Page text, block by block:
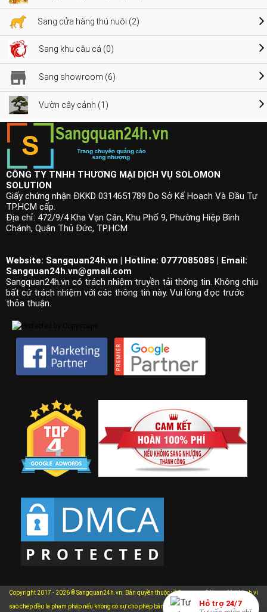
Sang cửa hàng thú nuôi (2)
Sang khu câu cá (0)
Sang showroom (6)
Vườn cây cảnh (1)
Hỗ trợ 24/7
CÔNG TY TNHH THƯƠNG MẠI DỊCH VỤ SOLOMON
SOLUTION
Giấy chứng nhận ĐKKD 0314651789 Do Sở Kế Hoạch Và Đầu Tư
TP.HCM cấp.
Địa chỉ: 472/9/4 Kha Vạn Cân, Khu Phố 9, Phường Hiệp Bình
Chánh, Quận Thủ Đức, TP.HCM
Website: Sangquan24h.vn | Hotline: 0777085085 | Email:
Sangquan24h.vn@gmail.com
Sangquan24h.vn có trách nhiệm truyền tải thông tin. Không chịu
bất cứ trách nhiệm với các thông tin này. Vui lòng đọc trước
thỏa thuận.
Copyright 2017 - 2026 © Sangquan24h.vn. Bản quyền thuộc về Sangquan24h.vn. Mọi hành vi
sao chép đều là phạm pháp nếu không có sự cho phép bằng văn bản của chúng tôi.xem chi